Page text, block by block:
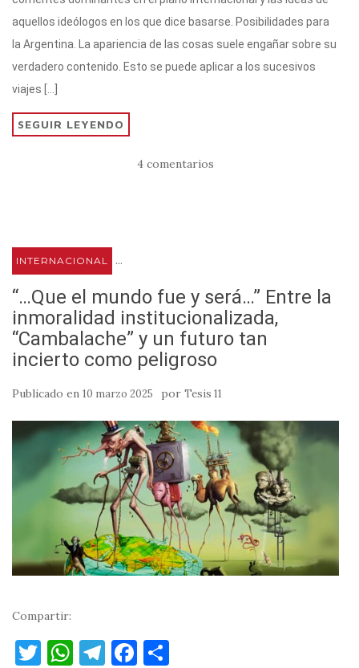
r A
p
p
a
m
b
o
o
ar
ti
r
aquellos ideólogos en los que dice basarse. Posibilidades para
la Argentina. La apariencia de las cosas suele engañar sobre su
verdadero contenido. Esto se puede aplicar a los sucesivos
viajes […]
SEGUIR LEYENDO
4 comentarios
INTERNACIONAL ...
“…Que el mundo fue y será…” Entre la
inmoralidad institucionalizada,
“Cambalache” y un futuro tan
incierto como peligroso
Publicado en 10 marzo 2025 por Tesis 11
Compartir:
T W T F